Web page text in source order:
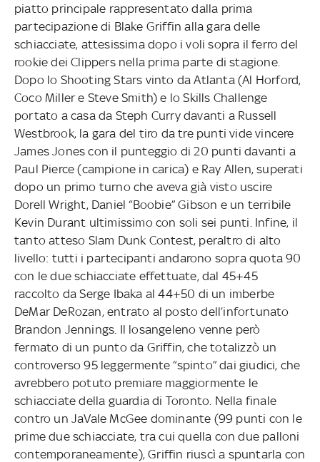
piatto principale rappresentato dalla prima
partecipazione di Blake Griffin alla gara delle
schiacciate, attesissima dopo i voli sopra il ferro del
rookie dei Clippers nella prima parte di stagione.
Dopo lo Shooting Stars vinto da Atlanta (Al Horford,
Coco Miller e Steve Smith) e lo Skills Challenge
portato a casa da Steph Curry davanti a Russell
Westbrook, la gara del tiro da tre punti vide vincere
James Jones con il punteggio di 20 punti davanti a
Paul Pierce (campione in carica) e Ray Allen, superati
dopo un primo turno che aveva già visto uscire
Dorell Wright, Daniel “Boobie” Gibson e un terribile
Kevin Durant ultimissimo con soli sei punti. Infine, il
tanto atteso Slam Dunk Contest, peraltro di alto
livello: tutti i partecipanti andarono sopra quota 90
con le due schiacciate effettuate, dal 45+45
raccolto da Serge Ibaka al 44+50 di un imberbe
DeMar DeRozan, entrato al posto dell’infortunato
Brandon Jennings. Il losangeleno venne però
fermato di un punto da Griffin, che totalizzò un
controverso 95 leggermente “spinto” dai giudici, che
avrebbero potuto premiare maggiormente le
schiacciate della guardia di Toronto. Nella finale
contro un JaVale McGee dominante (99 punti con le
prime due schiacciate, tra cui quella con due palloni
contemporaneamente), Griffin riuscì a spuntarla con